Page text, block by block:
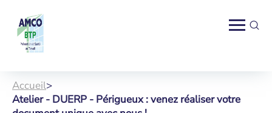
Accueil>
Atelier - DUERP - Périgueux : venez réaliser votre